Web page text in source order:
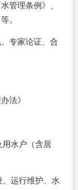
管理条例》、
。
专家论证、合
法》
用水户（含居
运行维护、水